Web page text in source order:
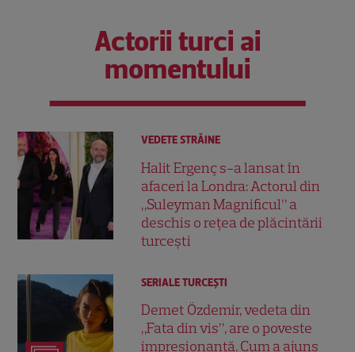
Actorii turci ai
momentului
VEDETE STRĂINE
Halit Ergenç s-a lansat în
afaceri la Londra: Actorul din
„Suleyman Magnificul” a
deschis o rețea de plăcintării
turcești
SERIALE TURCEŞTI
Demet Özdemir, vedeta din
„Fata din vis”, are o poveste
impresionantă. Cum a ajuns